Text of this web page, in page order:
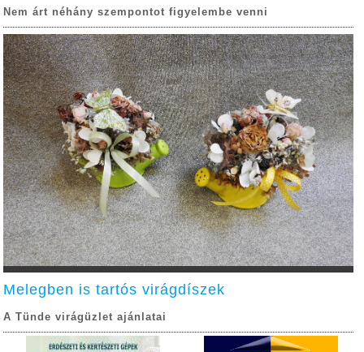
Nem árt néhány szempontot figyelembe venni
Melegben is tartós virágdíszek
A Tünde virágüzlet ajánlatai